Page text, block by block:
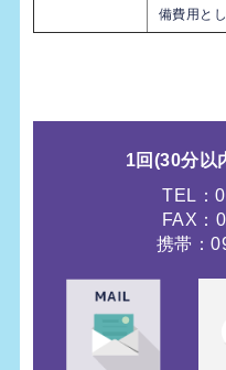
備費用と
1回(30分以
TEL：
FAX：
携帯：